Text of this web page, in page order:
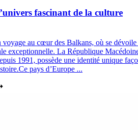
fascinant de la culture
voyage au cœur des Balkans, où se dévoile
exceptionnelle. La République
1991, possède une identité unique
pays d’Europe ...